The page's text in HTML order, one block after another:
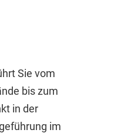
Sie vom
bis zum
in der
im